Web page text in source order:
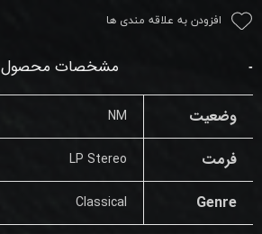
افزودن به علاقه مندی ها
مشخصات محصول
وضعیت NM
فرمت LP Stereo
Genre
Classical